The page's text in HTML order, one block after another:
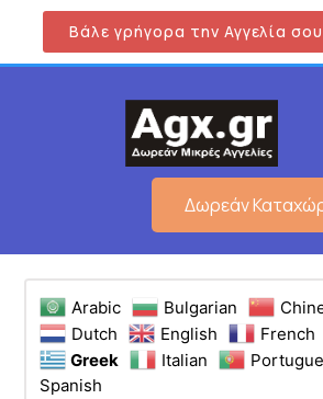
Βάλε γρήγορα την Αγγελία
Δωρεάν
Arabic Bulgarian
Dutch
English French
Greek
Italian
Spanish